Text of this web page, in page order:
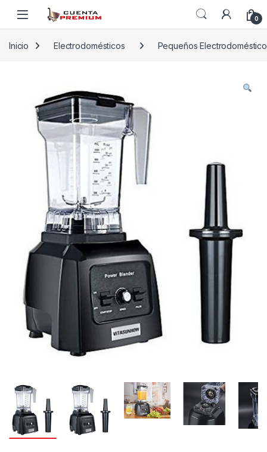
Skip to navigation
Skip to content
0
Inicio Electrodomésticos Pequeños